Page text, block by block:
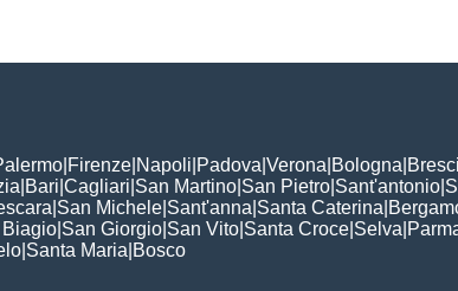
Firenze Napoli Padova Verona Bologna
Bari Cagliari San Martino San Pietro Sant'antonio
San Michele Sant'anna Santa Caterina
San Giorgio San Vito Santa Croce Selva
Santa Maria Bosco